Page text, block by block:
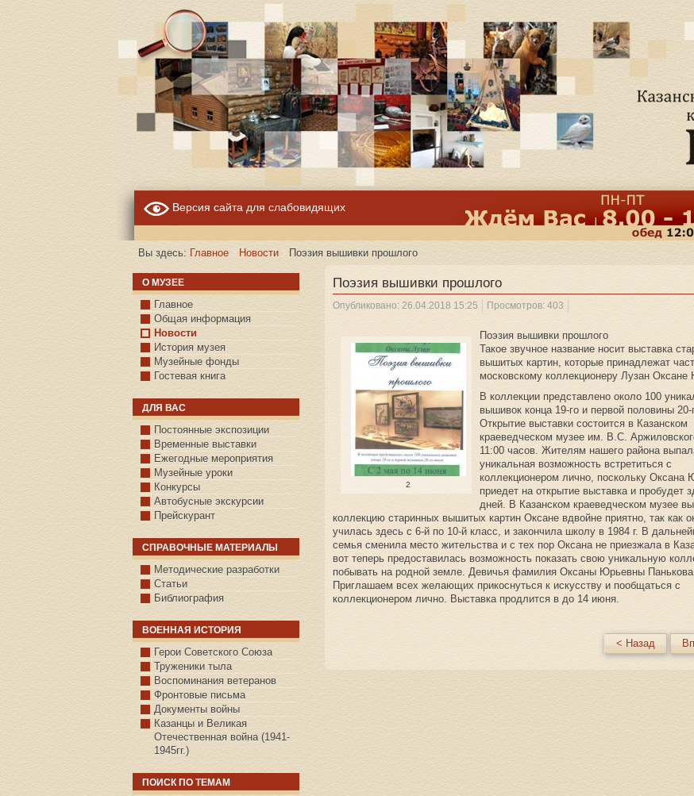
Версия сайта для слабовидящих
Вы здесь: Главное Новости Поэзия вышивки прошлого
О МУЗЕЕ
Главное
Общая информация
Новости
История музея
Музейные фонды
Гостевая книга
ДЛЯ ВАС
Постоянные экспозиции
Временные выставки
Ежегодные мероприятия
Музейные уроки
Конкурсы
Автобусные экскурсии
Прейскурант
СПРАВОЧНЫЕ МАТЕРИАЛЫ
Методические разработки
Статьи
Библиография
ВОЕННАЯ ИСТОРИЯ
С.КАЗАНСКОЕ
Герои Советского Союза
Труженики тыла
Воспоминания ветеранов
Фронтовые письма
Документы войны
Казанцы и Великая
Отечественная война (1941-
1945гг.)
ПОИСК ПО ТЕМАМ
Поэзия вышивки прошлого
Опубликовано: 26.04.2018 15:25 Просмотров: 403
2
Поэзия вышивки прошлого
Такое звучное название носит выставка
вышитых картин, которые принадлежат
московскому коллекционеру Лузан Оксане
В коллекции представлено около 100
вышивок конца 19-го и первой половины 20-
Открытие выставки состоится в Казанском
краеведческом музее им. В.С.
11:00 часов. Жителям нашего района
уникальная возможность встретиться с
коллекционером лично, поскольку Оксана
приедет на открытие выставка и пробудет
дней. В Казанском краеведческом музее
коллекцию старинных вышитых картин Оксане вдвойне приятно, так как
училась здесь с 6-й по 10-й класс, и закончила школу в 1984 г. В
семья сменила место жительства и с тех пор Оксана не приезжала в
вот теперь предоставилась возможность показать свою уникальную
побывать на родной земле. Девичья фамилия Оксаны Юрьевны
Приглашаем всех желающих прикоснуться к искусству и пообщаться с
коллекционером лично. Выставка продлится в до 14 июня.
< Назад